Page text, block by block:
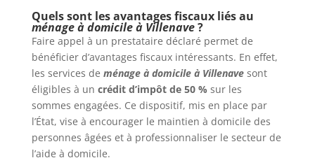
Quels sont les avantages fiscaux liés au
ménage à domicile à Villenave?
Faire appel à un prestataire déclaré permet de
bénéficier d’avantages fiscaux intéressants. En effet,
les services de ménage à domicile à Villenavesont
éligibles à un crédit d’impôt de 50 % sur les
sommes engagées. Ce dispositif, mis en place par
l’État, vise à encourager le maintien à domicile des
personnes âgées et à professionnaliser le secteur de
l’aide à domicile.